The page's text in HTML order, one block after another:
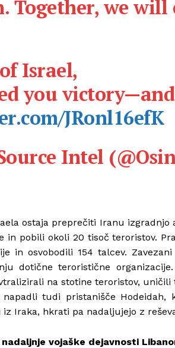
Together, we
Israel,
you
JRonl16efK
Intel
ostaja preprečiti Iranu izgradnjo
in pobili okoli 20 tisoč teroristov.
in osvobodili 154 talcev.
dotične teroristične
na stotine teroristov,
tudi pristanišče
Iraka, hkrati pa nadaljujejo z
vojaške dejavnosti